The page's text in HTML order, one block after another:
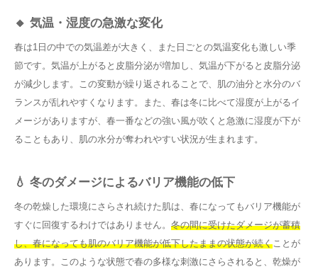
🔸 気温・湿度の急激な変化
春は1日の中での気温差が大きく、また日ごとの気温変化も激しい季
節です。気温が上がると皮脂分泌が増加し、気温が下がると皮脂分泌
が減少します。この変動が繰り返されることで、肌の油分と水分のバ
ランスが乱れやすくなります。また、春は冬に比べて湿度が上がるイ
メージがありますが、春一番などの強い風が吹くと急激に湿度が下が
ることもあり、肌の水分が奪われやすい状況が生まれます。
💧 冬のダメージによるバリア機能の低下
冬の乾燥した環境にさらされ続けた肌は、春になってもバリア機能が
すぐに回復するわけではありません。 冬の間に受けたダメージが蓄積
し、春になっても肌のバリア機能が低下したままの状態が続くことが
あります。このような状態で春の多様な刺激にさらされると、乾燥が